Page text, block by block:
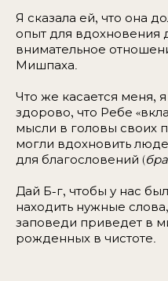
Я сказала ей, что она
опыт для вдохновения
внимательное
Мишпаха.
Что же касается меня,
здорово, что Ребе
мысли в головы своих
могли вдохновить
для благословений (
Дай Б-г, чтобы у нас
находить нужные
заповеди приведет в
рожденных в чистоте.